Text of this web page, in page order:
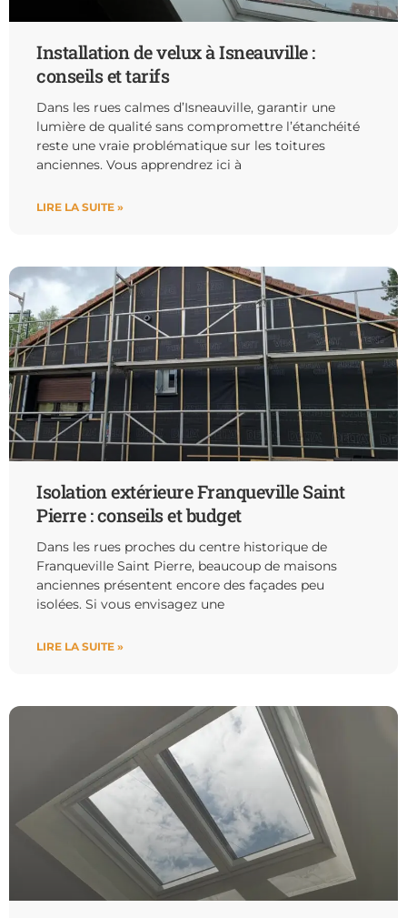
Installation de velux à Isneauville :
conseils et tarifs
Dans les rues calmes d’Isneauville, garantir une
lumière de qualité sans compromettre l’étanchéité
reste une vraie problématique sur les toitures
anciennes. Vous apprendrez ici à
LIRE LA SUITE »
Isolation extérieure Franqueville Saint
Pierre : conseils et budget
Dans les rues proches du centre historique de
Franqueville Saint Pierre, beaucoup de maisons
anciennes présentent encore des façades peu
isolées. Si vous envisagez une
LIRE LA SUITE »